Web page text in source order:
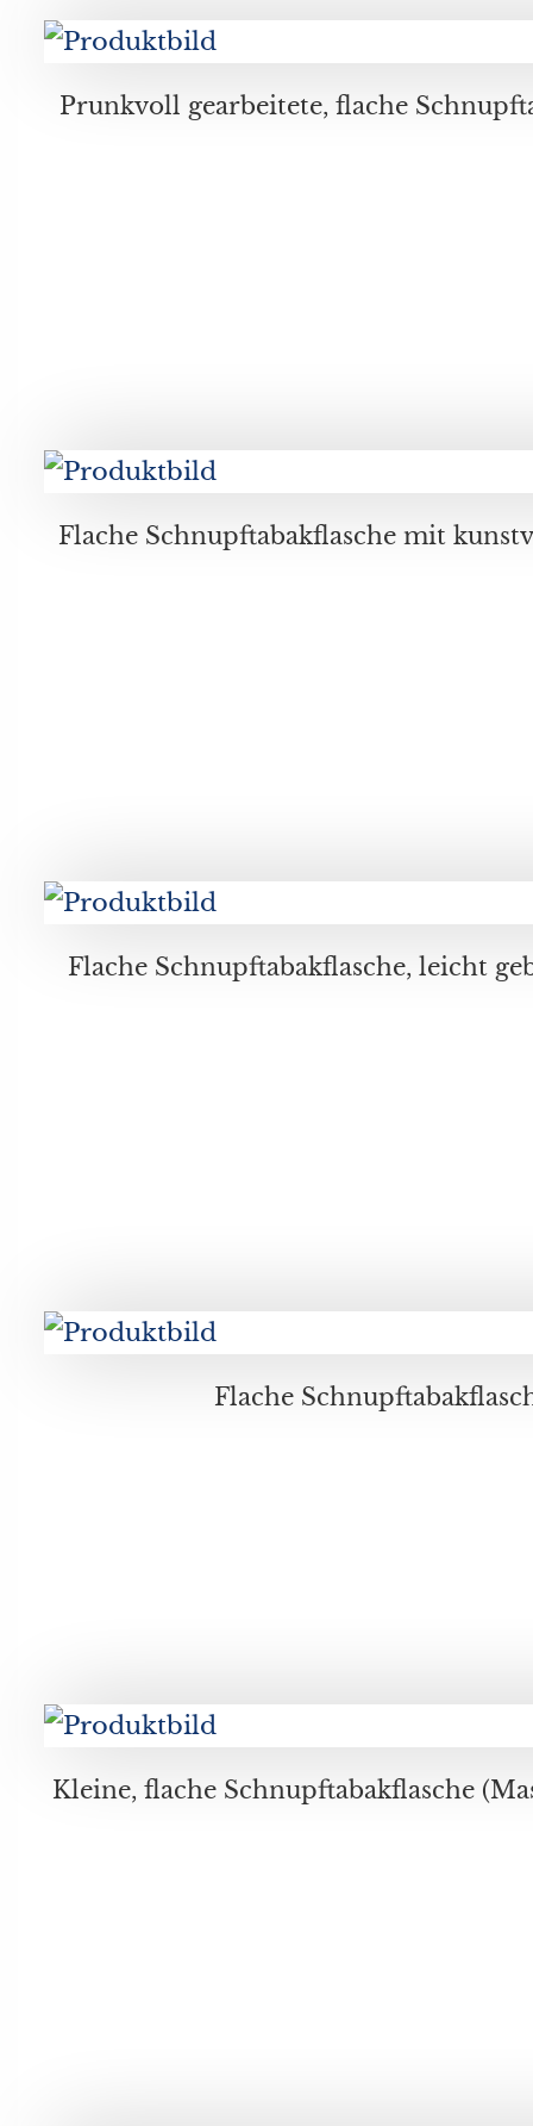
Prunkvoll gearbeitete, flache Schnupftabakflasche mit mit Schmetterlingen beschliffen, roter Überfang mit Messing-/Kupferverschluss, Durchmesser ca. 8
Flache Schnupftabakflasche mit kunstvoll verziert mit filigranem
Flache Schnupftabakflasche, leicht gebaucht, mit filigranem Fadendekor mit rot-weißen Fäden, mit Messing versilberten Verschluss, Durchmesser ca. 6, 2
Kleine, flache Schnupftabakflasche (Mascherlglas) mit filigranem Fadendekor in den Farben Weiß, Blau und Rot mit Chromverschluss, Durchmesser ca. 4, 8